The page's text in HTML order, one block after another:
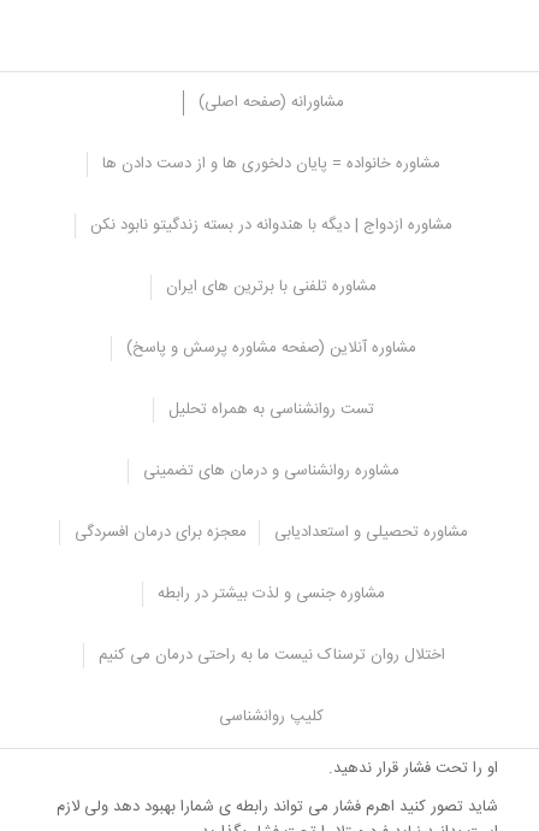
مشاورانه (صفحه اصلی)
مشاوره خانواده = پایان دلخوری ها و از دست دادن ها
مشاوره ازدواج | دیگه با هندوانه در بسته زندگیتو نابود نکن
مشاوره تلفنی با برترین های ایران
مشاوره آنلاین (صفحه مشاوره پرسش و پاسخ)
تست روانشناسی به همراه تحلیل
مشاوره روانشناسی و درمان های تضمینی
مشاوره تحصیلی و استعدادیابی معجزه برای درمان افسردگی
مشاوره جنسی و لذت بیشتر در رابطه
اختلال روان ترسناک نیست ما به راحتی درمان می کنیم
کلیپ روانشناسی
در روابط عاطفی با افراد اسکیزویید چه کنیم؟
حتی اگر شما خود یک فرد مبتلا به اختلال شخصیت اسکیزویید باشید باز
قادر نخواهید بود با یک شخص مبتلا زندگی لذت بخشی را تجربه کنید.
توان گفت فرد اسکیزویید این رویا را برای شما محقق نخواهد کرد .
با او ازدواج کرده باشد، در این صورت باید راهکارهایی به منظور بهبود
رابطه خود با فرد بیمار بیاموزد.
انتظار معجزه
در اولین گام به خاطر داشته باشید که شما نمی توانید از او انتظار معجزه
تصور اینکه شخص اسکیزویید بدون طی کردن روند درمان و بروز نشانه
های مثبت، تغییر کند واقعی نیست، پس قبل از هر چیز واقع گرا باشید و
نیستند و گاهی رشد عاطفی اتفاق می افتد اما بدانید گاهی این امکان
او را تحت فشار قرار ندهید.
شاید تصور کنید اهرم فشار می تواند رابطه ی شمارا بهبود دهد ولی لازم